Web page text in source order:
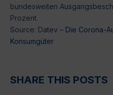
bundesweiten
Prozent.
Source: Datev – Die Corona-
Konsumgüter
SHARE THIS POSTS